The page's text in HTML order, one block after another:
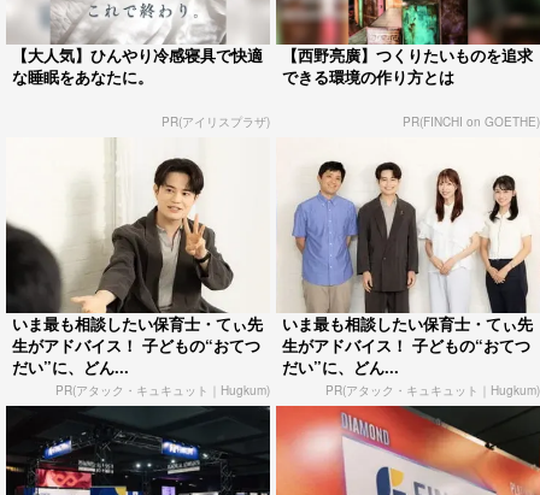
【大人気】ひんやり冷感寝具で快適
な睡眠をあなたに。
PR(アイリスプラザ)
【西野亮廣】つくりたいものを追求
できる環境の作り方とは
PR(FINCHI on GOETHE)
いま最も相談したい保育士・てぃ先
生がアドバイス！ 子どもの“おてつ
だい”に、どん...
PR(アタック・キュキュット｜Hugkum)
いま最も相談したい保育士・てぃ先
生がアドバイス！ 子どもの“おてつ
だい”に、どん...
PR(アタック・キュキュット｜Hugkum)